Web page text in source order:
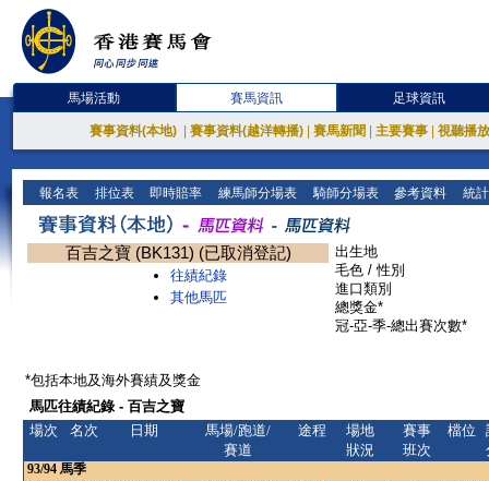
馬場活動 賽馬資訊 足球資訊
賽事資料(本地) 賽事資料(越洋轉播) 賽馬新聞 主要賽事 視聽播
報名表 排位表 即時賠率 練馬師分場表 騎師分場表 參考資料 統
百吉之寶 (BK131) (已取消登記)
往績紀錄
其他馬匹
出生地
毛色 / 性別
進口類別
總獎金*
冠-亞-季-總出賽次數*
*包括本地及海外賽績及獎金
馬匹往績紀錄 - 百吉之寶
場次
名次 日期
馬場/跑道/
賽道
途程
場地
狀況
賽事
班次
檔位
93/94 馬季